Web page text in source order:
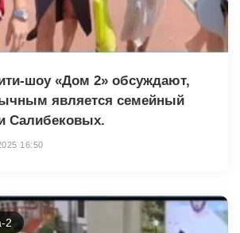
шоу «Дом 2» обсуждают,
является семейный
Салибековых.
16:50
2